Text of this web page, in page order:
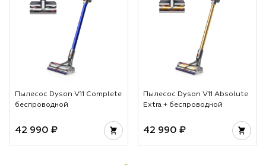
особенно важно
За счет этого
аккуратной и вы
предсказуемый
достигается без
не просто
стабильности
Пылесос Dyson V11 Complete
беспроводной
42 990 ₽
Пылесос Dyson V11 Absolute
Extra + беспроводной
42 990 ₽